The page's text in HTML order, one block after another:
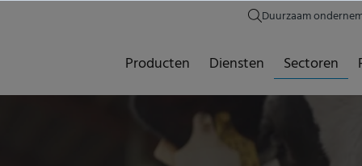
Duurzaam
Producten Diensten Sectoren